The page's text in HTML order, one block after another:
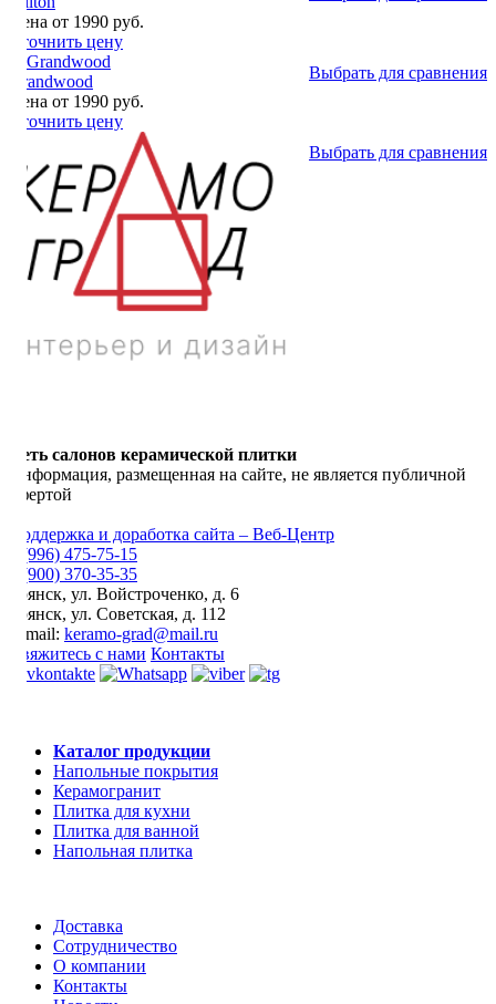
Цена от 1990 руб.
Уточнить цену
Выбрать для сравнения
Grandwood
Цена от 1990 руб.
Уточнить цену
Выбрать для сравнения
Сеть салонов керамической плитки
Информация, размещенная на сайте, не является публичной
офертой
Поддержка и доработка сайта – Веб-Центр
8 (996) 475-75-15
8 (900) 370-35-35
Брянск, ул. Войстроченко, д. 6
Брянск, ул. Советская, д. 112
E-mail: keramo-grad@mail.ru
Свяжитесь с нами Контакты
Каталог продукции
Напольные покрытия
Керамогранит
Плитка для кухни
Плитка для ванной
Напольная плитка
Доставка
Сотрудничество
О компании
Контакты